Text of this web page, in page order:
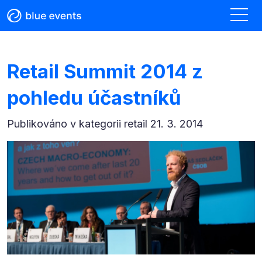
Retail Summit 2014 z
pohledu účastníků
Publikováno v kategorii retail 21. 3. 2014